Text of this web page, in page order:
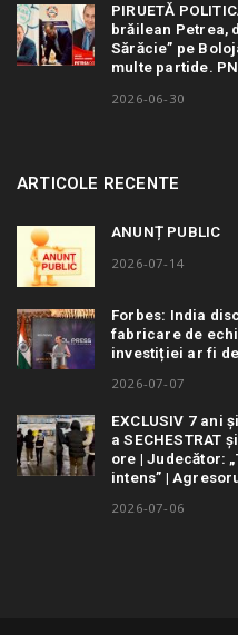
PIRUETĂ
brăilean Petrea,
Sărăcie” pe
multe partide.
2026-06-30
ARTICOLE RECENTE
ANUNȚ PUBLIC
2026-07-14
Forbes: India
fabricare de
investiției ar fi
2026-07-07
EXCLUSIV 7 ani
a SECHESTRAT
ore | Judecător:
intens” |
2026-07-06